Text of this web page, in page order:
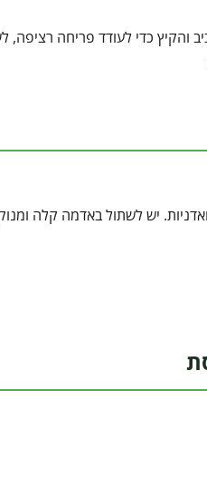
והקיץ כדי לעודד פריחה
יש לשתול באדמה קלה